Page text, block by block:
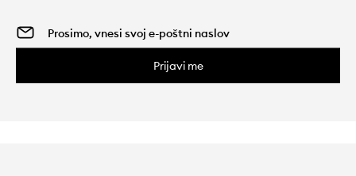
Prijavi me